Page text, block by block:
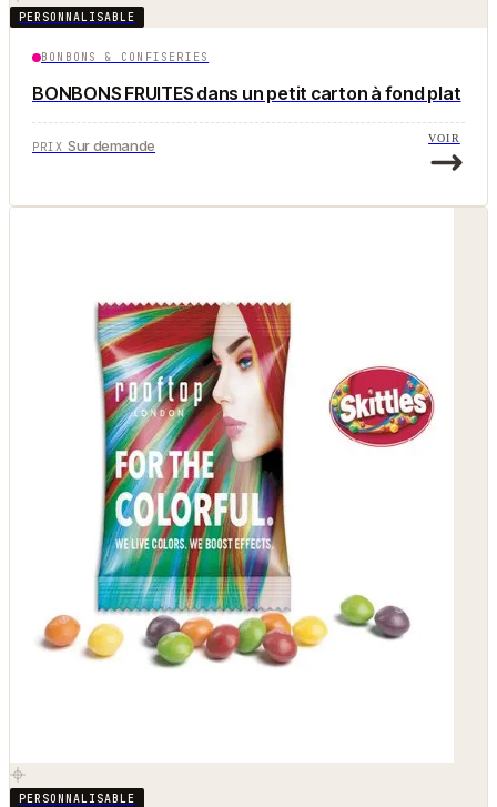
PERSONNALISABLE
BONBONS & CONFISERIES
BONBONS FRUITES dans un petit carton à fond plat
PRIX Sur demande VOIR
PERSONNALISABLE